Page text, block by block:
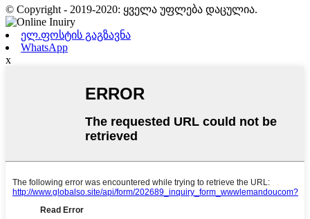
© Copyright - 2019-2020: ყველა უფლება დაცულია.
ელ.ფოსტის გაგზავნა
WhatsApp
x